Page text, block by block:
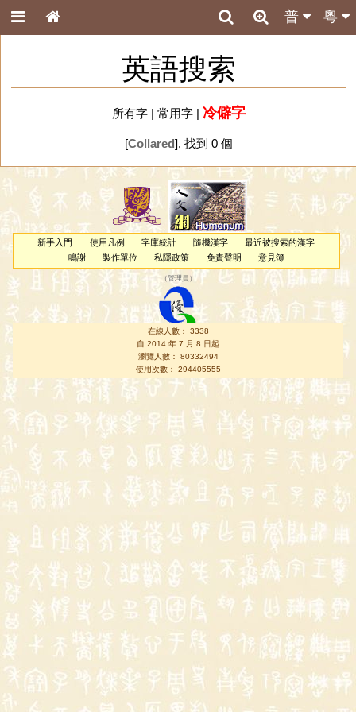
粵
普
英語搜索
所有字| 常用字| 冷僻字
[Collared], 找到 0 個
新手入門 使用凡例 字庫統計 隨機漢字
最近被搜索的漢字
鳴謝
製作單位 私隱政策 免責聲明 意見簿
（管理員 ）
在線人數： 3338
自 2014 年 7 月 8 日起
瀏覽人數： 80332494
使用次數： 294405555